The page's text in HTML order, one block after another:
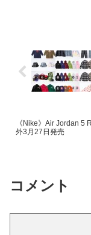
《Nike》Air Jordan 5
外3月27日発売
コメント